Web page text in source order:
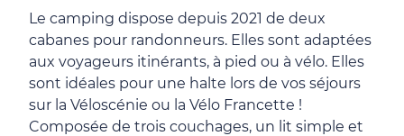
Le camping dispose depuis 2021 de deux
cabanes pour randonneurs. Elles sont adaptées
aux voyageurs itinérants, à pied ou à vélo. Elles
sont idéales pour une halte lors de vos séjours
sur la Véloscénie ou la Vélo Francette !
Composée de trois couchages, un lit simple et